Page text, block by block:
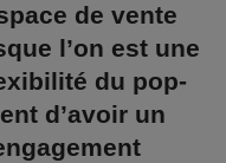
de vente
l’on est une
du pop-
d’avoir un